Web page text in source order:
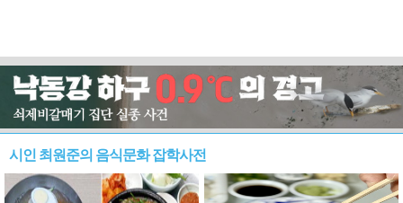
시인 최원준의 음식문화 잡학사전